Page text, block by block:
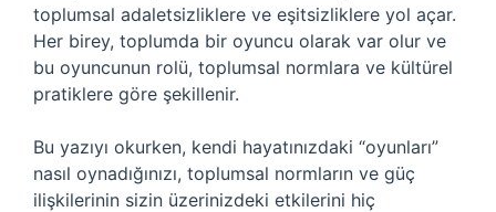
toplumsal adaletsizliklere ve eşitsizliklere yol açar.
Her birey, toplumda bir oyuncu olarak var olur ve
bu oyuncunun rolü, toplumsal normlara ve kültürel
pratiklere göre şekillenir.
Bu yazıyı okurken, kendi hayatınızdaki “oyunları”
nasıl oynadığınızı, toplumsal normların ve güç
ilişkilerinin sizin üzerinizdeki etkilerini hiç